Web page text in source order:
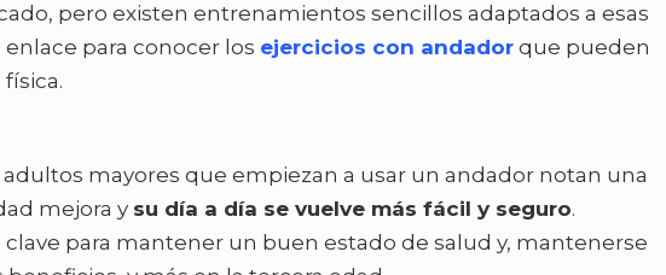
pero existen entrenamientos sencillos adaptados a esas
para conocer los ejercicios con andadorque pueden
mayores que empiezan a usar un andador notan una
mejora y su día a día se vuelve más fácil y seguro.
para mantener un buen estado de salud y, mantenerse